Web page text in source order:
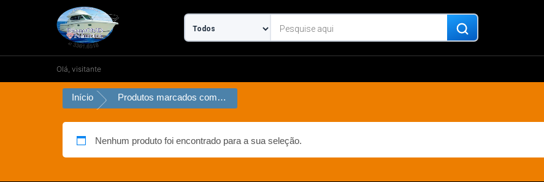
conteúdo
Olá, visitante
Início Produtos marcados com a tag “Luz Circular Branco e/ou Intermitente e Fixo com Led e Base Branca”
Nenhum produto foi encontrado para a sua seleção.